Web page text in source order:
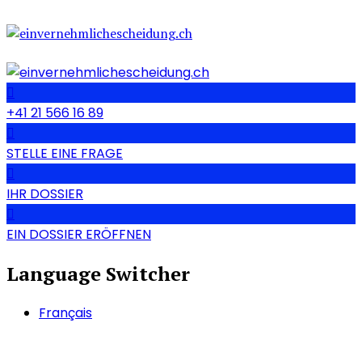
+41 21 566 16 89
STELLE EINE FRAGE
IHR DOSSIER
EIN DOSSIER ERÖFFNEN
Language Switcher
Français